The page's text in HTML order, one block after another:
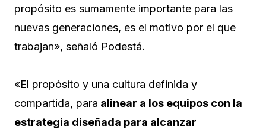
propósito es sumamente importante para las
nuevas generaciones, es el motivo por el que
trabajan», señaló Podestá.
«El propósito y una cultura definida y
compartida, para alinear a los equipos con la
estrategia diseñada para alcanzar